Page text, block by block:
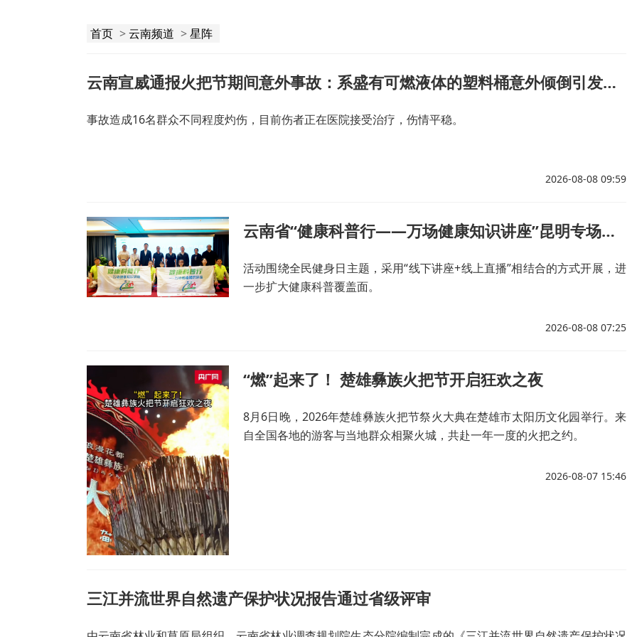
首页 >云南频道 >星阵
云南宣威通报火把节期间意外事故：系盛有可燃液体的塑料桶意外倾倒引发燃烧
事故造成16名群众不同程度灼伤，目前伤者正在医院接受治疗，伤情平稳。
2026-08-08 09:59
云南省“健康科普行——万场健康知识讲座”昆明专场开讲
活动围绕全民健身日主题，采用“线下讲座+线上直播”相结合的方式开展，进
一步扩大健康科普覆盖面。
2026-08-08 07:25
“燃”起来了！ 楚雄彝族火把节开启狂欢之夜
8月6日晚，2026年楚雄彝族火把节祭火大典在楚雄市太阳历文化园举行。来
自全国各地的游客与当地群众相聚火城，共赴一年一度的火把之约。
2026-08-07 15:46
三江并流世界自然遗产保护状况报告通过省级评审